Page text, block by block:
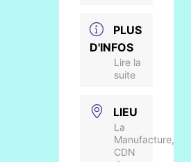
PLUS
D'INFOS
Lire la
suite
LIEU
La
Manufacture,
CDN